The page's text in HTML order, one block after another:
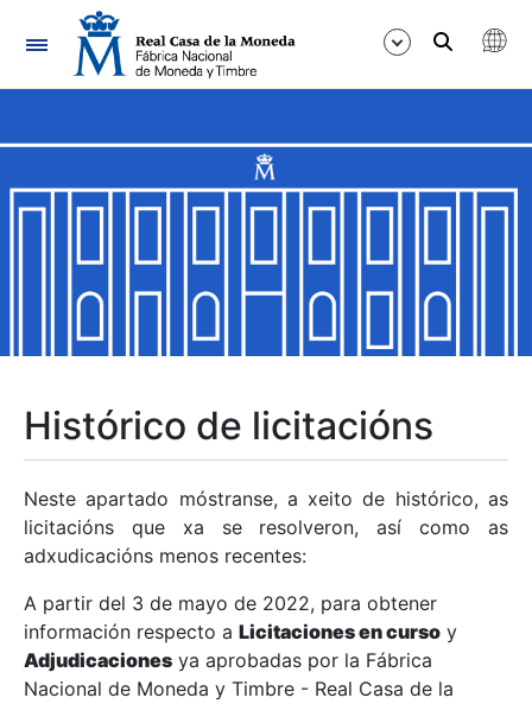
Navegación
Mostrar/Ocultar
Mostrar/Ocultar
Mostrar/Ocultar
Mostrar/Ocultar
Mostrar/Ocultar
Mostrar/Ocultar
Histórico de licitacións
Neste apartado móstranse, a xeito de histórico, as
licitacións que xa se resolveron, así como as
adxudicacións menos recentes:
A partir del 3 de mayo de 2022, para obtener
información respecto a Licitaciones en curso y
Adjudicaciones ya aprobadas por la Fábrica
Nacional de Moneda y Timbre - Real Casa de la